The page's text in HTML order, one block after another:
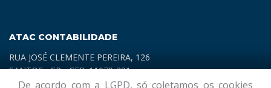
ATAC CONTABILIDADE
RUA JOSÉ CLEMENTE PEREIRA, 126
SANTOS - SP - CEP: 11070-321
De acordo com a LGPD, só coletamos os cookies